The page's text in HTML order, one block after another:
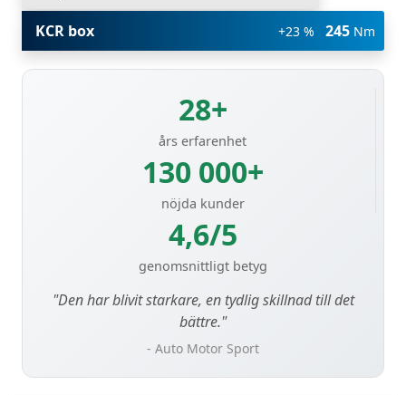
KCR box +23 % 245 Nm
28+
års erfarenhet
130 000+
nöjda kunder
4,6/5
genomsnittligt betyg
"Den har blivit starkare, en tydlig skillnad till det
bättre."
- Auto Motor Sport